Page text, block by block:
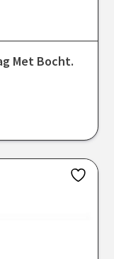
Met Bocht.